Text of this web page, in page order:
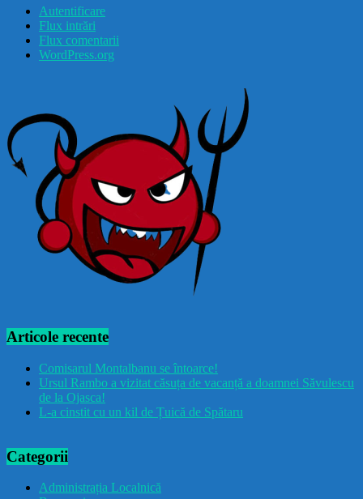
Autentificare
Flux intrări
Flux comentarii
WordPress.org
Articole recente
Comisarul Montalbanu se întoarce!
Ursul Rambo a vizitat căsuța de vacanță a doamnei Săvulescu
de la Ojasca!
L-a cinstit cu un kil de Țuică de Spătaru
Categorii
Administrația Localnică